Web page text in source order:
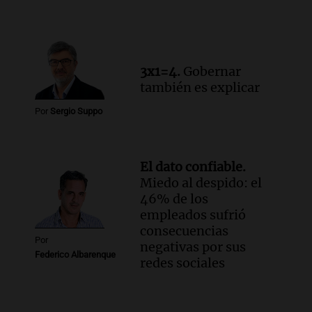
Por Sergio Suppo
3x1=4. Gobernar
también es explicar
Por
Federico Albarenque
El dato confiable.
Miedo al despido: el
46% de los
empleados sufrió
consecuencias
negativas por sus
redes sociales